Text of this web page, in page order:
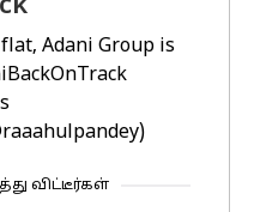
Adani Group is
விட்டீர்கள்